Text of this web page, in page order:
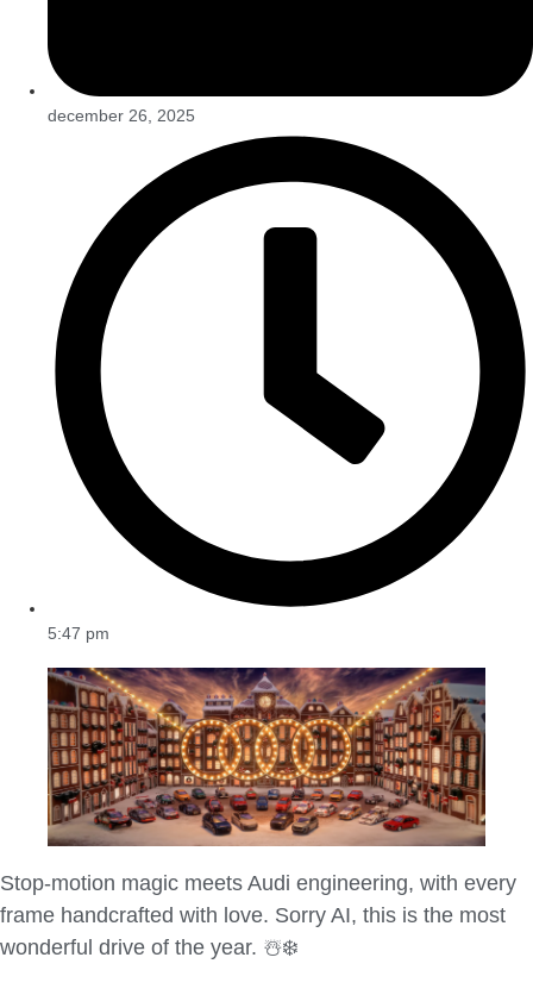
december 26, 2025
5:47 pm
Stop-motion magic meets Audi engineering, with every
frame handcrafted with love. Sorry AI, this is the most
wonderful drive of the year. ☃️❄️